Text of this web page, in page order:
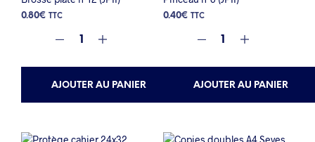
0.80€ TTC
AJOUTER AU PANIER
0.40€ TTC
AJOUTER AU PANIER